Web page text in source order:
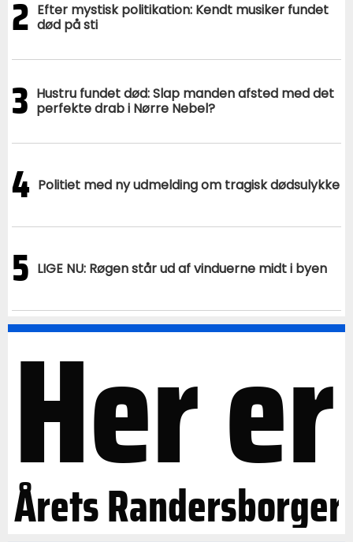
2 Efter mystisk politikation: Kendt musiker fundet
død på sti
3 Hustru fundet død: Slap manden afsted med det
perfekte drab i Nørre Nebel?
4 Politiet med ny udmelding om tragisk dødsulykke
5 LIGE NU: Røgen står ud af vinduerne midt i byen
Her er
Årets Randersborger